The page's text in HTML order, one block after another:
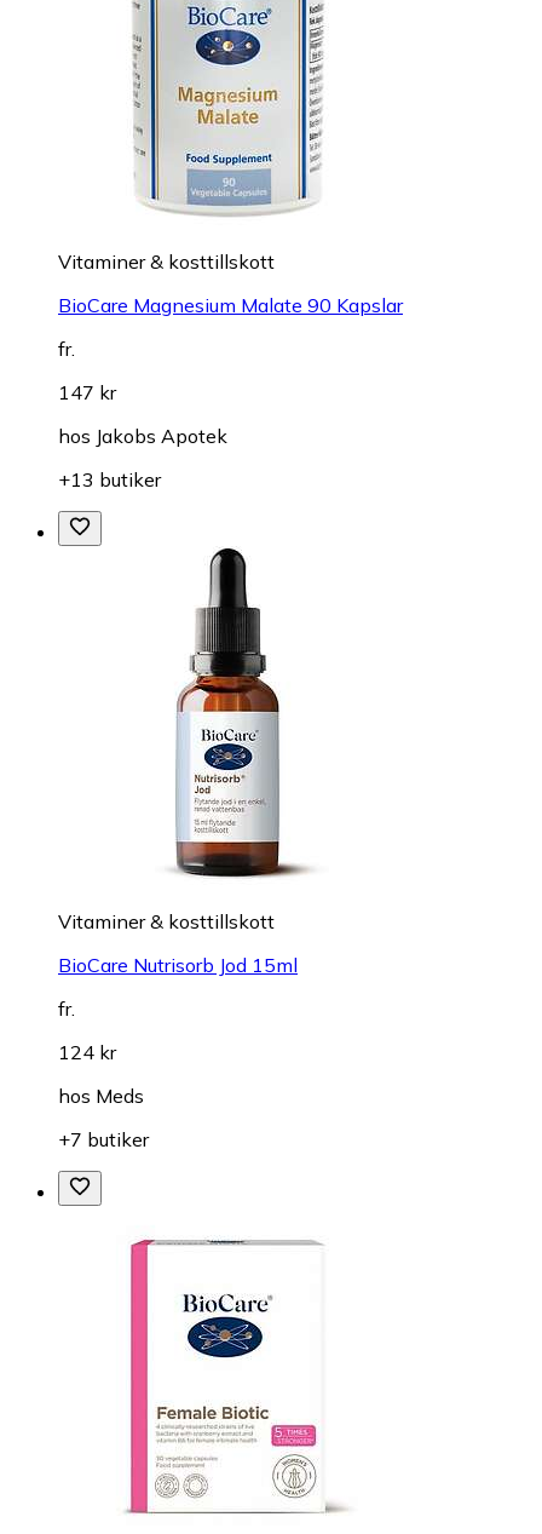
Vitaminer & kosttillskott
BioCare Magnesium Malate 90 Kapslar
fr.
147 kr
hos Jakobs Apotek
+13 butiker
Vitaminer & kosttillskott
BioCare Nutrisorb Jod 15ml
fr.
124 kr
hos Meds
+7 butiker